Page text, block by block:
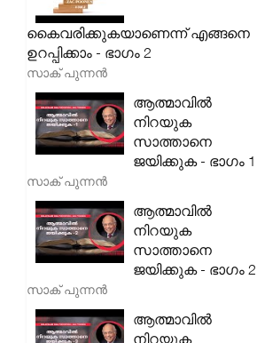
കൈവരിക്കുകയാണെന്ന് എങ്ങനെ
ഉറപ്പിക്കാം - ഭാഗം 2
സാക് പുന്നൻ
ആത്മാവിൽ
നിറയുക
സാത്താനെ
ജയിക്കുക - ഭാഗം 1
സാക് പുന്നൻ
ആത്മാവിൽ
നിറയുക
സാത്താനെ
ജയിക്കുക - ഭാഗം 2
സാക് പുന്നൻ
ആത്മാവിൽ
നിറയുക